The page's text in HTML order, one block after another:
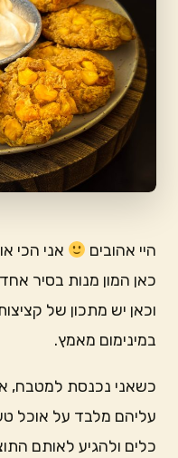
היי אהובים
אני הכי
כאן המון מנות בסיר
וכאן יש מתכון של
במינימום מאמץ.
כשאני נכנסת למטבח,
עליהם מלבד על אוכל
כלים ולהגיע לאותם